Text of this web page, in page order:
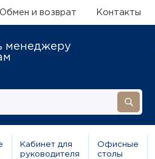
Обмен и возврат Контакты
менеджеру
Кабинет для
руководителя
Офисные
столы